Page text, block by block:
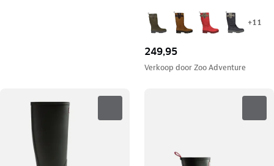
+11
249,95
Verkoop doorZoo Adventure